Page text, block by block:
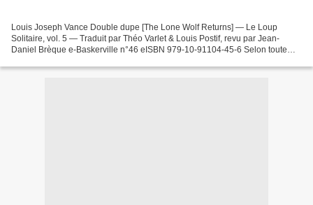
Louis Joseph Vance Double dupe [The Lone Wolf Returns] — Le Loup
Solitaire, vol. 5 — Traduit par Théo Varlet & Louis Postif, revu par Jean-
Daniel Brèque e-Baskerville n°46 eISBN 979-10-91104-45-6 Selon toute